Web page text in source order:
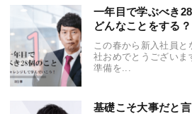
一年目で学ぶべき
どんなことをする？
この春から新入社員と
社おめでとうございま
準備を...
基礎こそ大事だと